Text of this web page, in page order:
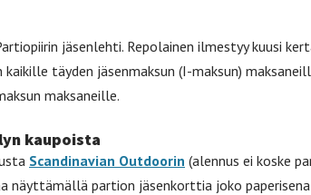
jäsenlehti. Repolainen ilmestyy kuusi
täyden jäsenmaksun (I-maksun)
maksaneille.
kaupoista
Scandinavian Outdoorin (alennus ei koske
näyttämällä partion jäsenkorttia joko paperisena